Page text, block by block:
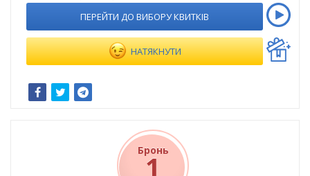
ПЕРЕЙТИ ДО ВИБОРУ КВИТКІВ
НАТЯКНУТИ
Бронь
1